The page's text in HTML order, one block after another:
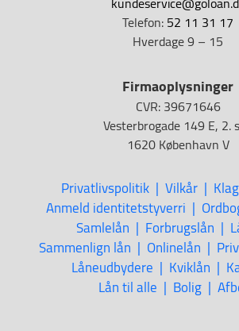
Telefon:52 11 31 17
Hverdage 9 – 15
Firmaoplysninger
CVR: 39671646
Vesterbrogade 149 E, 2.
1620 København V
Privatlivspolitik Vilkår
Anmeld identitetstyverri
Samlelån Forbrugslån
Sammenlign lån Onlinelån
Låneudbydere Kviklån
Lån til alle Bolig